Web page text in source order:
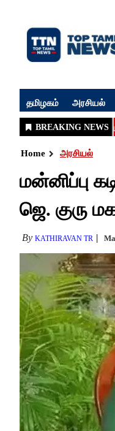
தமிழகம் அரசியல்
Home அரசியல்
மன்னிப்பு
ஜெ. குரு
By KATHIRAVAN TR